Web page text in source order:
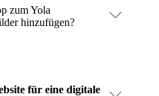
zum Yola
hinzufügen?
für eine digitale